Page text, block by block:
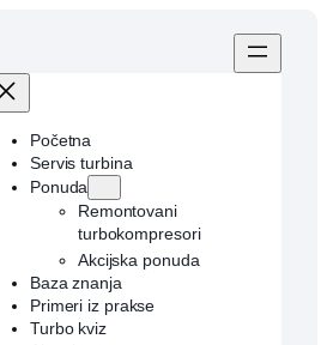
Početna
Servis turbina
Ponuda
Remontovani
turbokompresori
Akcijska ponuda
Baza znanja
Primeri iz prakse
Turbo kviz